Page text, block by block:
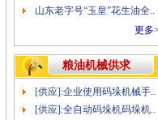
山东老字号“玉皇”花生油全..
更多
粮油机械供求
[供应]:企业使用码垛机械手..
[供应]:全自动码垛机码垛机..